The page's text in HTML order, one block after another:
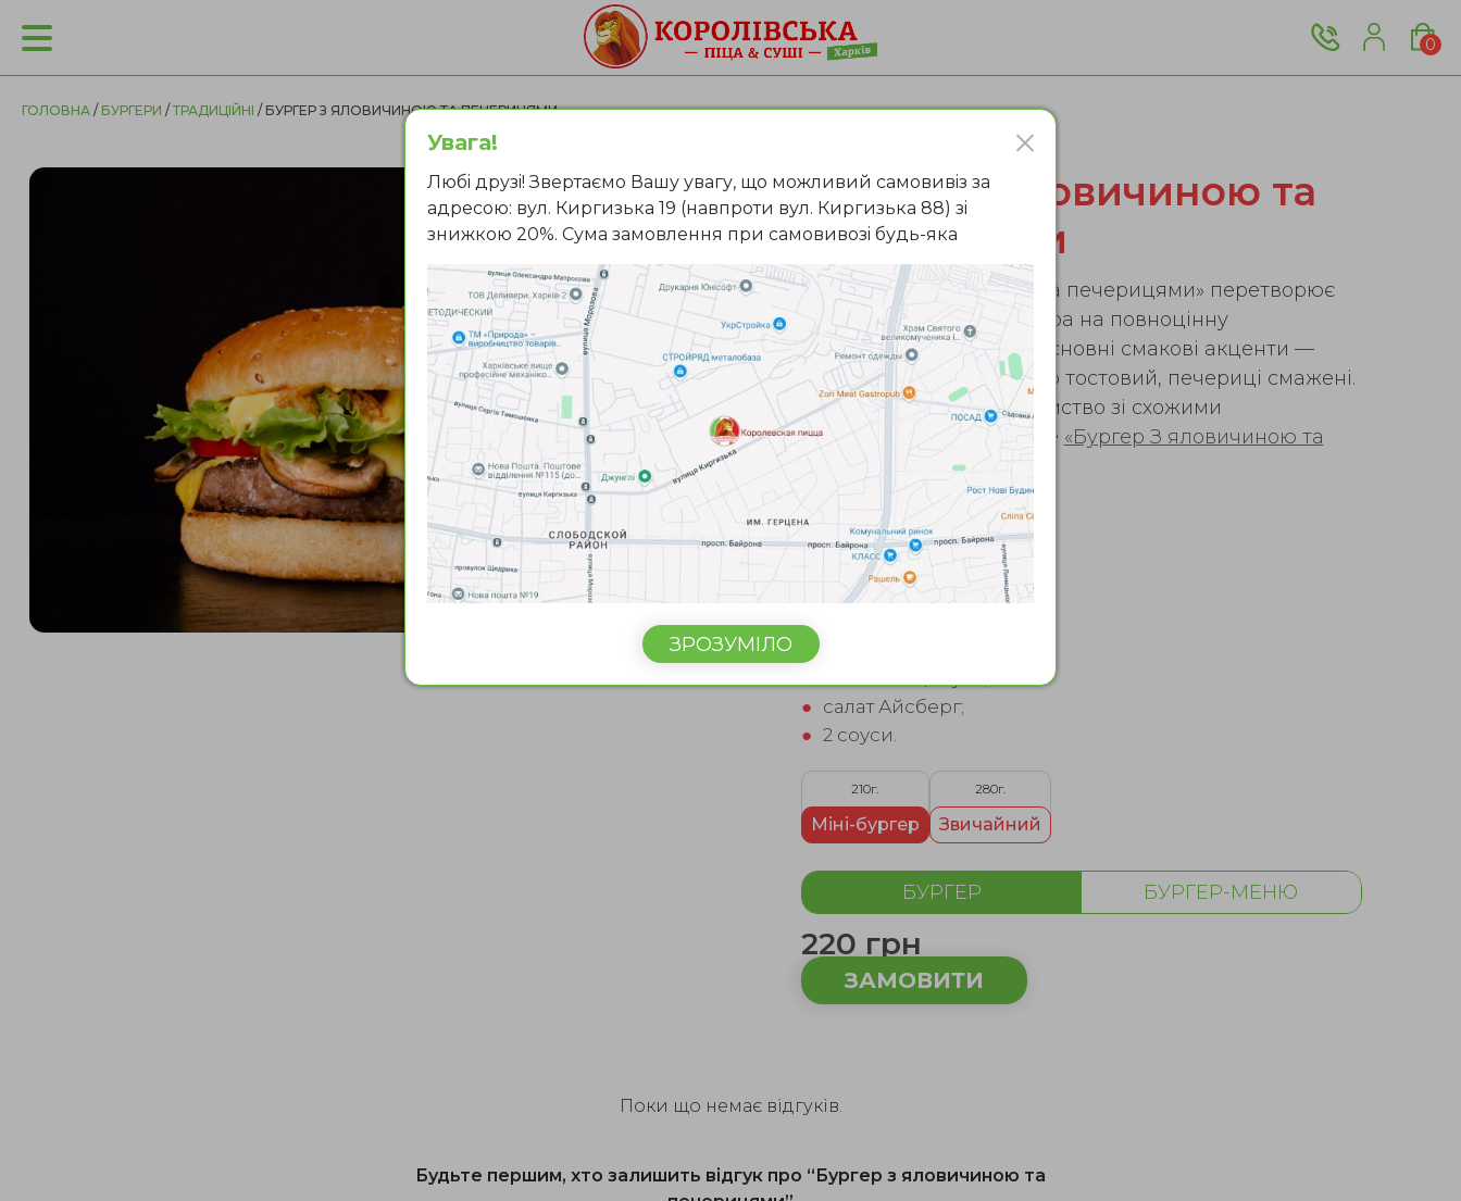
0
ГОЛОВНА / БУРГЕРИ / ТРАДИЦІЙНІ / БУРГЕР З ЯЛОВИЧИНОЮ ТА ПЕЧЕРИЦЯМИ
Бургер з яловичиною та
печерицями
«Бургер З яловичиною та печерицями» перетворює
знайомий формат бургера на повноцінну
гастрономічну історію; основні смакові акценти —
котлета з яловичини, сир тостовий, печерицi смаженi.
Щоб продовжити знайомство зі схожими
поєднаннями, спробуйте «Бургер З яловичиною та
печерицями в клярі»
Склад:
котлета з яловичини;
сир тостовий;
●
● салат Айсберг;
● 2 соуси.
210г.
Міні-бургер
280г.
Звичайний
БУРГЕР БУРГЕР-МЕНЮ
220 грн
ЗАМОВИТИ
Поки що немає відгуків.
Будьте першим, хто залишить відгук про “Бургер з яловичиною та
Увага!
Любi друзi! Звертаємо Вашу увагу, що можливий самовивiз за
адресою: вул. Киргизька 19 (навпроти вул. Киргизька 88) зi
знижкою 20%. Сума замовлення при самовивозi будь-яка
ЗРОЗУМІЛО